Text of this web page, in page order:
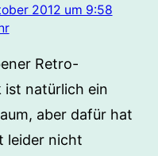
2012 um 9:58
Retro-
ist natürlich ein
aber dafür hat
leider nicht